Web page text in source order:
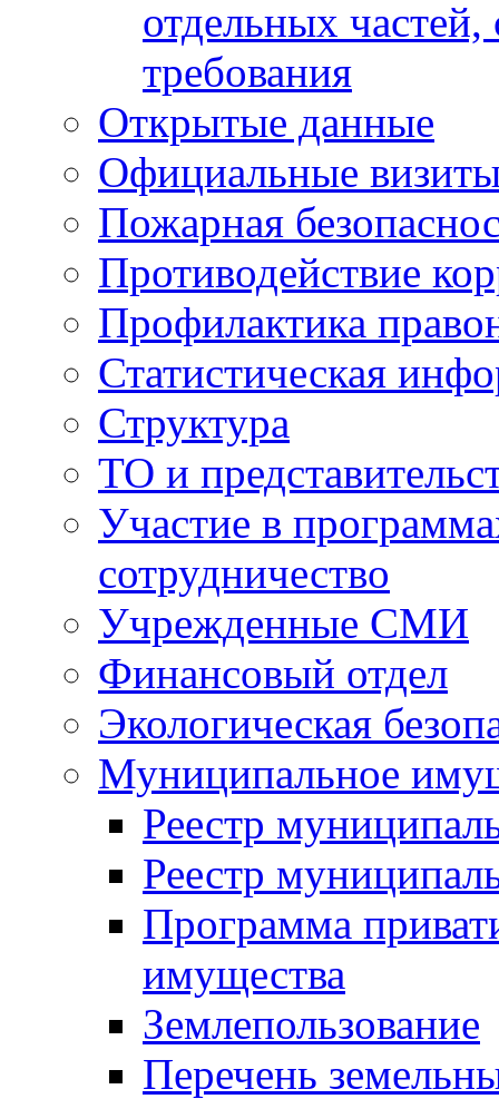
отдельных
требования
Открытые данные
Официальные
Пожарная
Противодействие
Профилактика
Статистическая
Структура
ТО и
Участие в
сотрудничество
Учрежденные СМИ
Финансовый отдел
Экологическая
Муниципальное
Реестр
Реестр
Программа
имущества
Землепользование
Перечень